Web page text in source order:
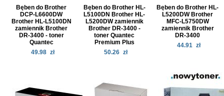
Bęben do Brother
DCP-L6600DW
Brother HL-L5100DN
zamiennik Brother
DR-3400 - toner
Quantec
49.98 zł
Bęben do Brother HL-
L5100DN Brother HL-
L5200DW zamiennik
Brother DR-3400 -
toner Quantec
Premium Plus
50.26 zł
Bęben do Brother HL-
L5200DW Brother
MFC-L5750DW
zamiennik Brother
DR-3400
44.91 zł